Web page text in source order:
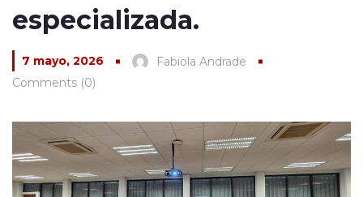
especializada.
7 mayo, 2026
Fabiola Andrade
Comments (0)